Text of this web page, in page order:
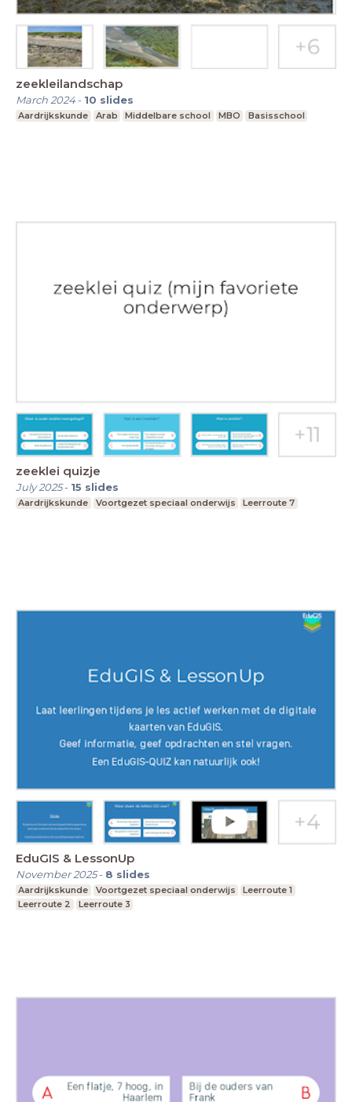
zeekleilandschap
March 2024- 10 slides
Aardrijkskunde Arab Middelbare school MBO Basisschool
zeeklei quizje
July 2025- 15 slides
Aardrijkskunde Voortgezet speciaal onderwijs Leerroute 7
EduGIS & LessonUp
November 2025- 8 slides
Aardrijkskunde Voortgezet speciaal onderwijs
Leerroute 1
Leerroute 2
Leerroute 3